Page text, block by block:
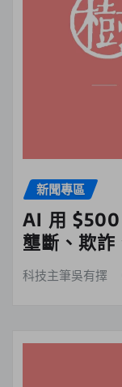
新聞專區
AI 用 $500
壟斷、欺詐
科技主筆吳有擇